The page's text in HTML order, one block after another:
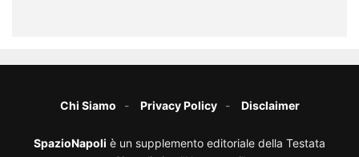
Chi Siamo Privacy Policy Disclaimer
SpazioNapoli è un supplemento editoriale della Testata